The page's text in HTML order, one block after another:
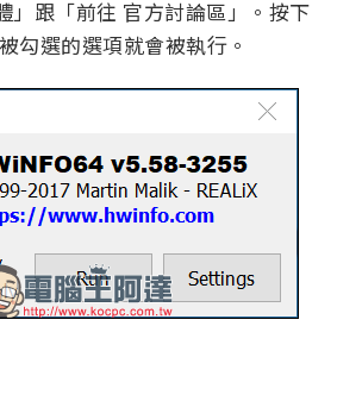
」跟「前往 官方討論區」。按下
勾選的選項就會被執行。